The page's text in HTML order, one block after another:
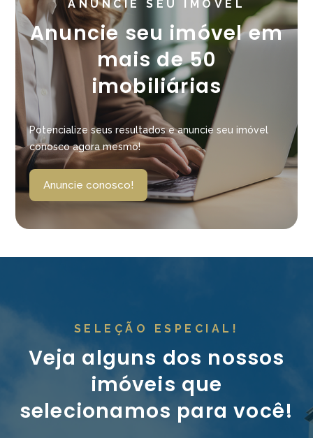
ANUNCIE SEU IMÓVEL
Anuncie seu imóvel em
mais de 50
imobiliárias
Potencialize seus resultados e anuncie seu imóvel
conosco agora mesmo!
Anuncie conosco!
SELEÇÃO ESPECIAL!
Veja alguns dos nossos
imóveis que
selecionamos para você!